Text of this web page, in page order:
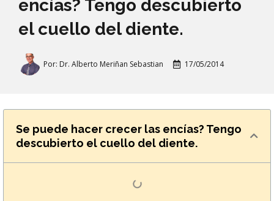
encías? Tengo descubierto
el cuello del diente.
Por: Dr. Alberto Meriñan Sebastian 17/05/2014
Se puede hacer crecer las encías? Tengo
descubierto el cuello del diente.